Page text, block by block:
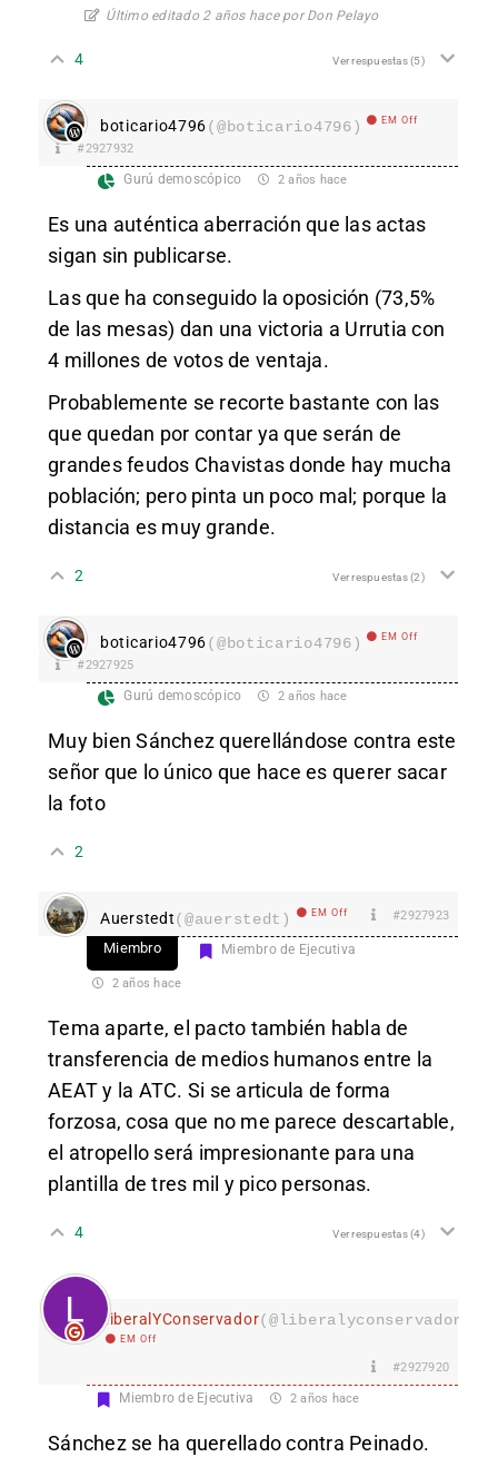
Último editado 2 años hace por Don Pelayo
4 Ver respuestas(5)
boticario4796(@boticario4796) EM Off
#2927932
Gurú demoscópico 2 años hace
Es una auténtica aberración que las actas
sigan sin publicarse.
Las que ha conseguido la oposición (73,5%
de las mesas) dan una victoria a Urrutia con
4 millones de votos de ventaja.
Probablemente se recorte bastante con las
que quedan por contar ya que serán de
grandes feudos Chavistas donde hay mucha
población; pero pinta un poco mal; porque la
distancia es muy grande.
2 Ver respuestas(2)
boticario4796(@boticario4796) EM Off
#2927925
Gurú demoscópico 2 años hace
Muy bien Sánchez querellándose contra este
señor que lo único que hace es querer sacar
la foto
2
Auerstedt(@auerstedt) EM Off #2927923
Miembro Miembro de Ejecutiva
2 años hace
Tema aparte, el pacto también habla de
transferencia de medios humanos entre la
AEAT y la ATC. Si se articula de forma
forzosa, cosa que no me parece descartable,
el atropello será impresionante para una
plantilla de tres mil y pico personas.
4 Ver respuestas(4)
LiberalYConservador
EM Off
#2927920
Miembro de Ejecutiva 2 años hace
Sánchez se ha querellado contra Peinado.